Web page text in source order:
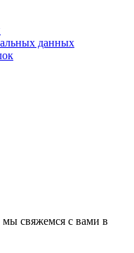
данных
мы свяжемся с вами в